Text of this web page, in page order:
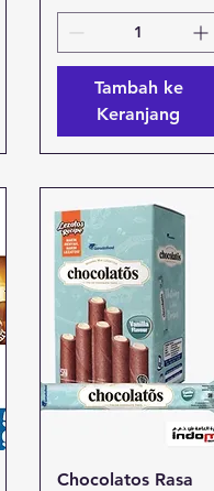
Tambah ke
Keranjang
Tampilan Cepat
Chocolatos Rasa